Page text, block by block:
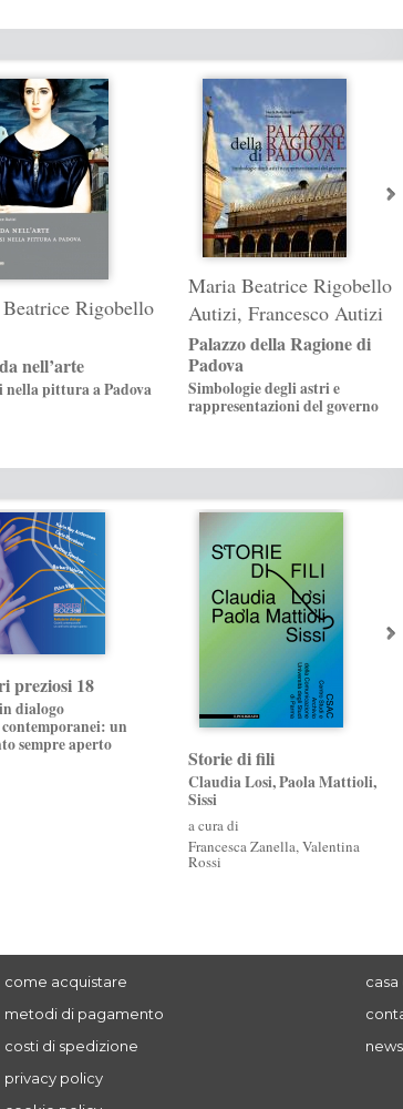
Rigobello
nell’arte
nella pittura a Padova
Maria Beatrice Rigobello
Autizi, Francesco Autizi
Palazzo della Ragione di
Padova
Simbologie degli astri e
rappresentazioni del governo
preziosi 18
dialogo
un
sempre aperto
Storie di fili
Claudia Losi, Paola Mattioli,
Sissi
a cura di
Francesca Zanella,Valentina
Rossi
come acquistare
metodi di pagamento
costi di spedizione
privacy policy